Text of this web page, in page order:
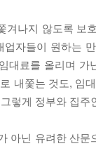
겨나지 않도록 보
업자들이 원하는
대료를 올리며
내쫓는 것도, 임
렇게 정부와 집
아닌 유려한 산